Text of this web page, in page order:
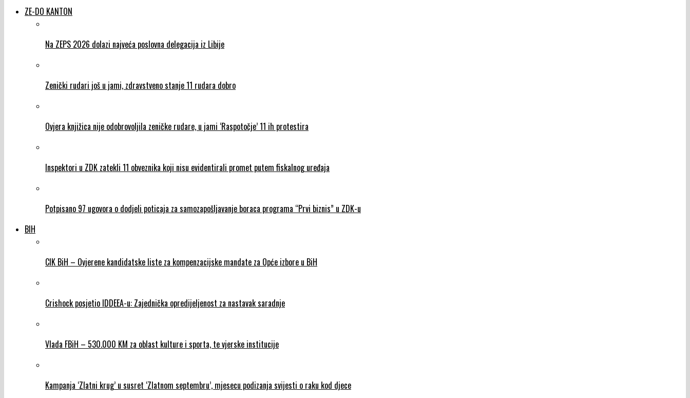
ZE-DO KANTON
Na ZEPS 2026 dolazi najveća poslovna delegacija iz Libije
Zenički rudari još u jami, zdravstveno stanje 11 rudara dobro
Ovjera knjižica nije odobrovoljila zeničke rudare, u jami ‘Raspotočje’ 11 ih protestira
Inspektori u ZDK zatekli 11 obveznika koji nisu evidentirali promet putem fiskalnog uređaja
Potpisano 97 ugovora o dodjeli poticaja za samozapošljavanje boraca programa “Prvi biznis” u ZDK-u
BIH
CIK BiH – Ovjerene kandidatske liste za kompenzacijske mandate za Opće izbore u BiH
Crishock posjetio IDDEEA-u: Zajednička opredijeljenost za nastavak saradnje
Vlada FBiH – 530.000 KM za oblast kulture i sporta, te vjerske institucije
Kampanja ‘Zlatni krug’ u susret ‘Zlatnom septembru’, mjesecu podizanja svijesti o raku kod djece